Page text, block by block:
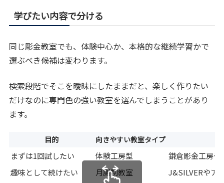
学びたい内容で分ける
同じ彫金教室でも、体験中心か、本格的な継続学習かで
選ぶべき候補は変わります。
検索段階でそこを曖昧にしたままだと、楽しく作りたい
だけなのに専門色の強い教室を選んでしまうことがあり
ます。
目的 向きやすい教室タイプ
まずは1回試したい 体験工房型
鎌倉彫金工房や
趣味として続けたい
月謝制教室
J&SILVERやア